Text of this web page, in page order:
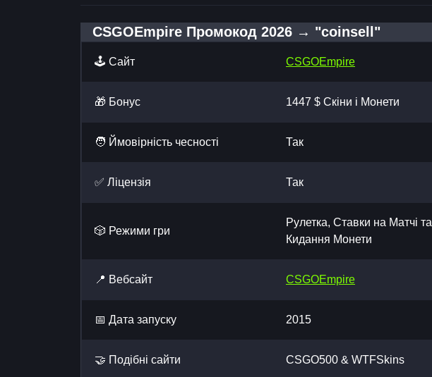
CSGOEmpire Промокод 2026 → "coinsell"
🕹️ Сайт CSGOEmpire
🎁 Бонус 1447 $ Скіни і Монети
🧑 Ймовірність чесності Так
✅ Ліцензія Так
🎲 Режими гри
Рулетка, Ставки на Матчі та
Кидання Монети
📍 Вебсайт CSGOEmpire
📅 Дата запуску 2015
🤝 Подібні сайти CSGO500 & WTFSkins